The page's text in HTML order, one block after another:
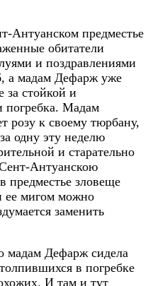
Антуанcком предместье
обитатели
и поздравлениями
а мадам Дефарж уже
за стойкой и
погребка. Мадам
розу к своему тюрбану,
одну эту неделю
и старательно
Антуанскою
предместье зловеще
ее мигом можно
заменить
мадам Дефарж сидела
в погребке
И там и тут